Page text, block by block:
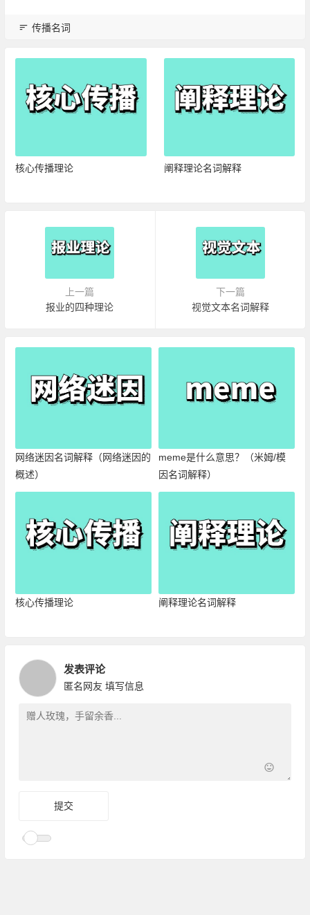
传播名词
核心传播理论 阐释理论名词解释
上一篇
报业的四种理论
下一篇
视觉文本名词解释
网络迷因名词解释（网络迷因的
概述）
meme是什么意思？（米姆/模
因名词解释）
核心传播理论 阐释理论名词解释
发表评论
匿名网友 填写信息